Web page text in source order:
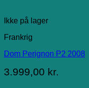
Ikke på lager
Frankrig
Dom Perignon P2 2008
3.999,00 kr.